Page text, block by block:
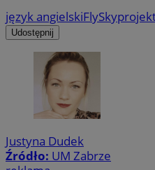
język angielskiFlySky
Udostępnij
Justyna Dudek
Źródło: UM Zabrze